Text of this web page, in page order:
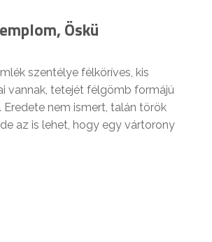
Öskü
szentélye félköríves, kis
vannak, tetejét félgömb formájú
nem ismert, talán török
az is lehet, hogy egy vártorony